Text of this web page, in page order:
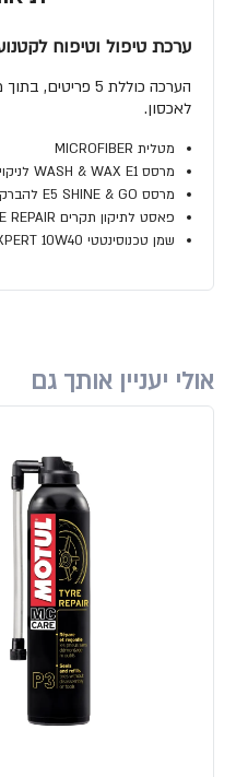
ערכת טיפול וטיפוח
הערכה כוללת 5
לאכסון.
מטלית MICROFIBER
מרסס WASH & WAX E1 לניקוי כללי והברקה
מרסס E5 SHINE & GO להברקת האופנוע
פאסט לתיקון תקרים P3 TYRE REPAIR באופנועים וקטנועים
שמן טכנוסינטטי SCOOTER EXPERT 10W40
אולי יעניין אותך גם